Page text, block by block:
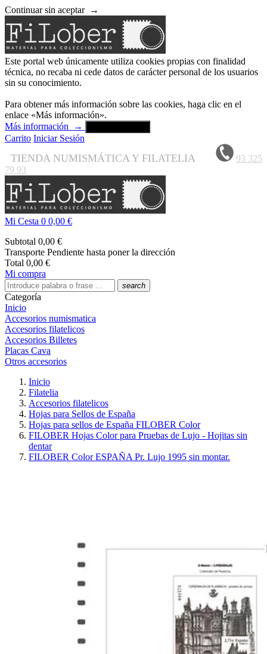
Continuar sin aceptar →
Este portal web únicamente utiliza cookies propias con finalidad
técnica, no recaba ni cede datos de carácter personal de los usuarios
sin su conocimiento.
Para obtener más información sobre las cookies, haga clic en el
enlace «Más información».
Más información
→
Carrito Iniciar Sesión
TIENDA NUMISMÁTICA Y FILATELIA
93 325
79 93
Mi Cesta 0 0,00 €
Subtotal 0,00 €
Transporte Pendiente hasta poner la dirección
Total 0,00 €
Mi compra
search
Categoría
Inicio
Accesorios numismatica
Accesorios filatelicos
Accesorios Billetes
Placas Cava
Otros accesorios
Inicio
Filatelia
Accesorios filatelicos
Hojas para Sellos de España
Hojas para sellos de España FILOBER Color
FILOBER Hojas Color para Pruebas de Lujo - Hojitas sin
dentar
FILOBER Color ESPAÑA Pr. Lujo 1995 sin montar.